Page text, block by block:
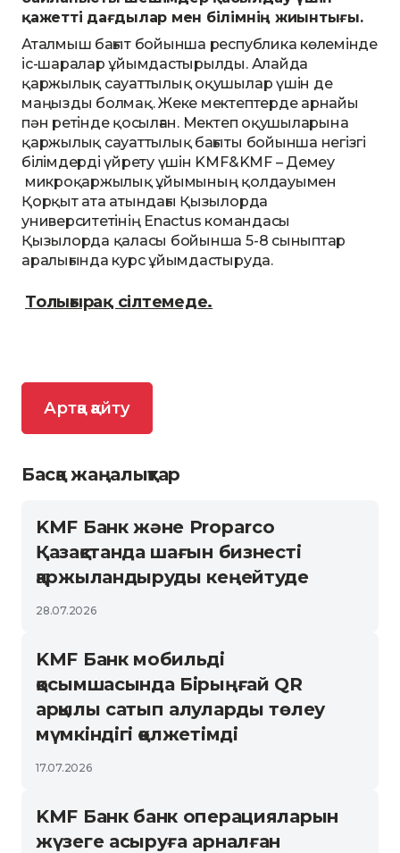
қажетті дағдылар мен білімнің жиынтығы.
Аталмыш бағыт бойынша республика көлемінде
іс-шаралар ұйымдастырылды. Алайда
қаржылық сауаттылық оқушылар үшін де
маңызды болмақ. Жеке мектептерде арнайы
пән ретінде қосылған. Мектеп оқушыларына
қаржылық сауаттылық бағыты бойынша негізгі
білімдерді үйрету үшін KMF&KMF – Демеу
микроқаржылық ұйымының қолдауымен
Қорқыт ата атындағы Қызылорда
университетінің Enactus командасы
Қызылорда қаласы бойынша 5-8 сыныптар
аралығында курс ұйымдастыруда.
Толығырақ сілтемеде.
Артқа қайту
Басқа жаңалықтар
KMF Банк және Proparco
Қазақстанда шағын бизнесті
қаржыландыруды кеңейтуде
28.07.2026
KMF Банк мобильді
қосымшасында Бірыңғай QR
арқылы сатып алуларды төлеу
мүмкіндігі қолжетімді
17.07.2026
KMF Банк банк операцияларын
жүзеге асыруға арналған